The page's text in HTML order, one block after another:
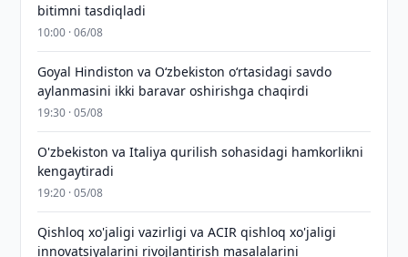
bitimni tasdiqladi
10:00 · 06/08
Goyal Hindiston va Oʻzbekiston oʻrtasidagi savdo
aylanmasini ikki baravar oshirishga chaqirdi
19:30 · 05/08
O'zbekiston va Italiya qurilish sohasidagi hamkorlikni
kengaytiradi
19:20 · 05/08
Qishloq xo'jaligi vazirligi va ACIR qishloq xo'jaligi
innovatsiyalarini rivojlantirish masalalarini